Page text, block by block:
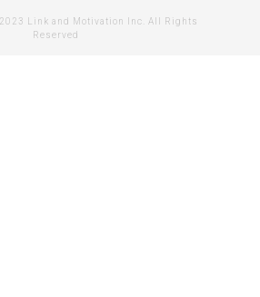
Link and Motivation Inc. All Rights
Reserved